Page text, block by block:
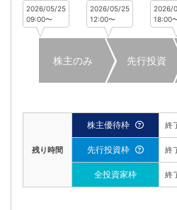
2026/05/25
09:00〜
2026/05/25
12:00〜
2026/
18:00
株主のみ 先行投資
残り時間
株主優待枠 終
先行投資枠 終
全投資家枠 終